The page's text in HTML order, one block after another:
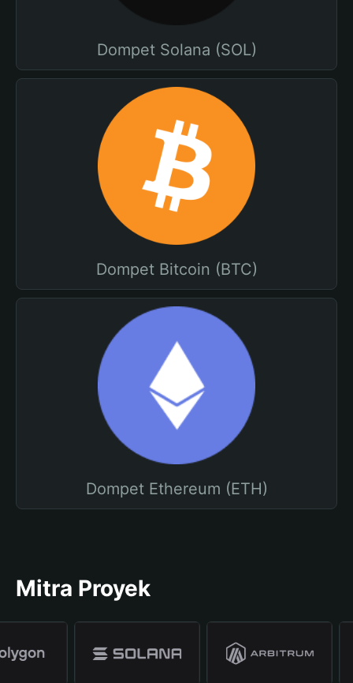
Dompet Solana (SOL)
Dompet Bitcoin (BTC)
Dompet Ethereum (ETH)
Mitra Proyek